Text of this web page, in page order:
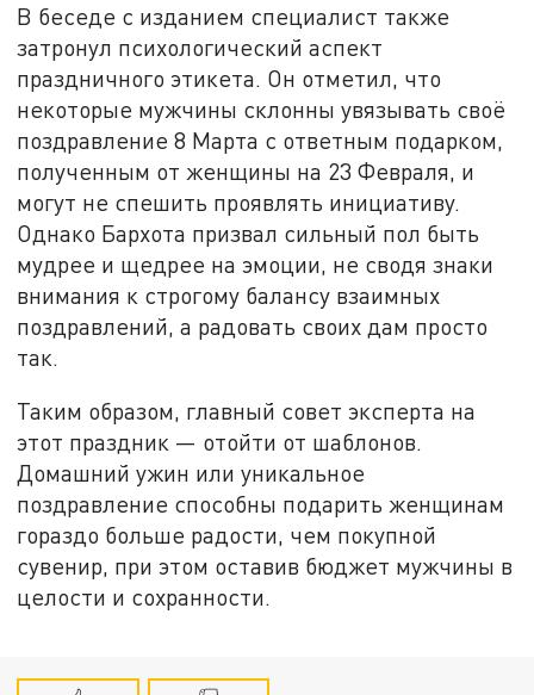
В беседе с изданием специалист также
затронул психологический аспект
праздничного этикета. Он отметил, что
некоторые мужчины склонны увязывать своё
поздравление 8 Марта с ответным подарком,
полученным от женщины на 23 Февраля, и
могут не спешить проявлять инициативу.
Однако Бархота призвал сильный пол быть
мудрее и щедрее на эмоции, не сводя знаки
внимания к строгому балансу взаимных
поздравлений, а радовать своих дам просто
так.
Таким образом, главный совет эксперта на
этот праздник — отойти от шаблонов.
Домашний ужин или уникальное
поздравление способны подарить женщинам
гораздо больше радости, чем покупной
сувенир, при этом оставив бюджет мужчины в
целости и сохранности.